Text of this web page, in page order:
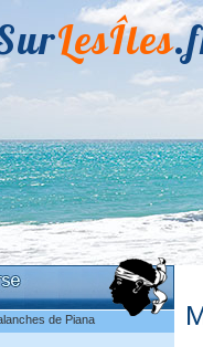
LesÎles
de Piana